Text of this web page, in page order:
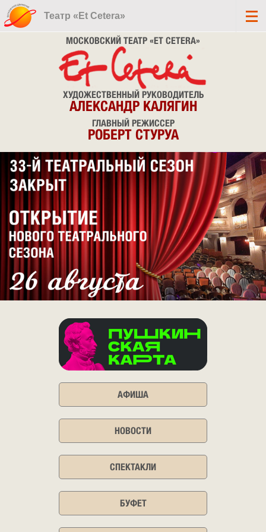
Театр «Et Cetera»
МОСКОВСКИЙ ТЕАТР «ET CETERA»
ХУДОЖЕСТВЕННЫЙ РУКОВОДИТЕЛЬ
АЛЕКСАНДР КАЛЯГИН
ГЛАВНЫЙ РЕЖИССЕР
РОБЕРТ СТУРУА
АФИША
НОВОСТИ
СПЕКТАКЛИ
БУФЕТ